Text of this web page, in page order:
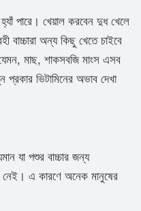
পারে। খেয়াল করবেন দুধ খেলে
অন্য কিছু খেতে চাইবে
মাছ, শাকসবজি মাংস এসব
প্রকার ভিটামিনের অভাব দেখা
যা পশুর বাচ্চার জন্য
এ কারণে অনেক মানুষের